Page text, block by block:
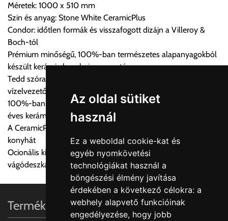
Az oldal sütiket
használ
Ez a weboldal cookie-kat és
egyéb nyomkövetési
technológiákat használ a
böngészési élmény javítása
érdekében a következő célokra: a
webhely alapvető funkcióinak
engedélyezése, hogy jobb
Szállítási díjak:
Az oldalunkon rendelés esetén, amennyiben szállítást is kér,
úgy esetenként több lehetőséget ajánl fel a program. Kérjük, a
vásárolt árú figyelembevételével az önnek megfelelő szállítási
költséget válassza ki.
Amennyiben nem biztos választásában, vagy a program
automatikusan nem ajánl fel szállítási költséget, úgy válassza
a 0.- forintos szállítást, kollégáink megvizsgálják a vásárolt
termék adatait, majd visszaigazolják a szállítás költségét.
Ingyenes szállítási lehetőség nincs!
Egyes termékek súlyát a program nem ismeri, rendelés esetén
a központ igazolja vissza. Amennyiben a költséget az Ön által
gondoltnál magasabb értékben igazoljuk vissza, úgy a
visszaigazolástól számított 24 órán belül a terméket
lemondhatja, vagy kérheti a személyes átvételre való
módosítását.
Méretek: 1000 x 510 mm
Szin és anyag: Stone White CeramicPlus
Condor: időtlen formák és visszafogott dizájn a Villeroy &
Boch-tól
Prémium minőségű, 100%-ban természetes alapanyagokból
készült kerámia konyhai mosogató
Tedd szórakoztatóvá a mosogatást a funkcionális
vízelvezetővel felszerelt mosogatóval
100%-ban természetes alapanyagok és kézművesség 270
éves kerámia tapasztalattal
A CeramicPlus könnyen gondozható, és tisztán tartja a
konyhát
Ocionális kiegészítők: Rozsdamentes acél akasztható tálca és
vágódeszka valódi fa furnérral
Termékinformációk